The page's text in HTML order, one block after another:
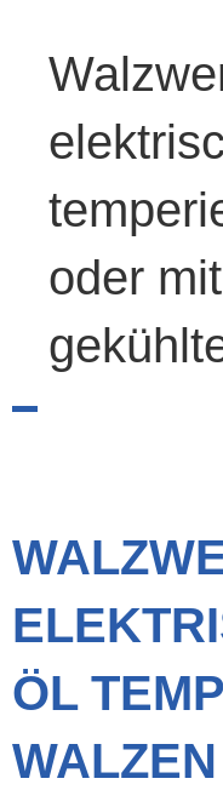
oder
ÖL